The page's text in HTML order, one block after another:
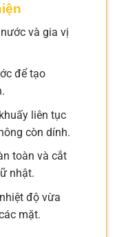
và gia vị
để tạo
liên tục
còn dính.
toàn và cắt
nhật.
độ vừa
mặt.